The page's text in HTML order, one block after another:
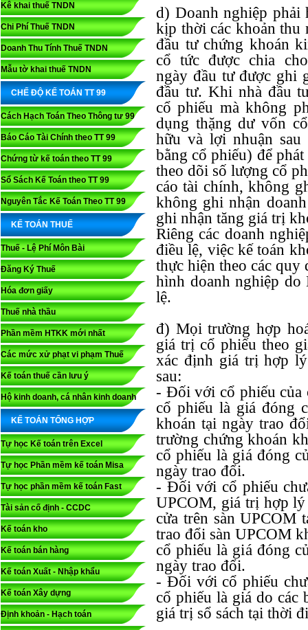
Kê khai thuế TNDN
Chi Phí Thuế TNDN
Doanh Thu Tính Thuế TNDN
Mẫu tờ khai thuế TNDN
CHẾ ĐỘ KẾ TOÁN TT 99
Cách Hạch Toán Theo Thông tư 99
Báo Cáo Tài Chính theo TT 99
Chứng từ kế toán theo TT 99
Sổ Sách Kế Toán theo TT 99
Nguyên Tắc Kế Toán Theo TT 99
KẾ TOÁN THUẾ
Thuế - Lệ Phí Môn Bài
Đăng Ký Thuế
Hóa đơn giấy
Thuế nhà thầu
Phần mềm HTKK mới nhất
Các mức xử phạt vi phạm Thuế
Kế toán thuế cần lưu ý
Hộ kinh doanh, cá nhân kinh doanh
KẾ TOÁN TỔNG HỢP
Tự học Kế toán trên Excel
Tự học Phần mềm kế toán Misa
Tự học phần mềm kế toán Fast
Tài sản cố định - CCDC
Kế toán kho
Kế toán bán hàng
Kế toán Xuất - Nhập khẩu
Kế toán Xây dựng
Định khoản - Hạch toán
d) Doanh nghiệp phải
kịp thời các khoản thu
đầu tư chứng khoán
cổ tức được chia
ngày đầu tư được ghi
đầu tư. Khi nhà đầu
cổ phiếu mà không
dụng thặng dư vốn
hữu và lợi nhuận
bằng cổ phiếu) để
theo dõi số lượng cổ
cáo tài chính, không
không ghi nhận
ghi nhận tăng giá trị
Riêng các doanh
điều lệ, việc kế toán
thực hiện theo các quy
hình doanh nghiệp
lệ.
đ) Mọi trường hợp
giá trị cổ phiếu theo
xác định giá trị hợp
sau:
- Đối với cổ phiếu của
cổ phiếu là giá đóng
khoán tại ngày trao
trường chứng khoán
cổ phiếu là giá đóng
ngày trao đổi.
- Đối với cổ phiếu
UPCOM, giá trị hợp
cửa trên sàn UPCOM
trao đổi sàn UPCOM
cổ phiếu là giá đóng
ngày trao đổi.
- Đối với cổ phiếu
cổ phiếu là giá do các
giá trị sổ sách tại thời